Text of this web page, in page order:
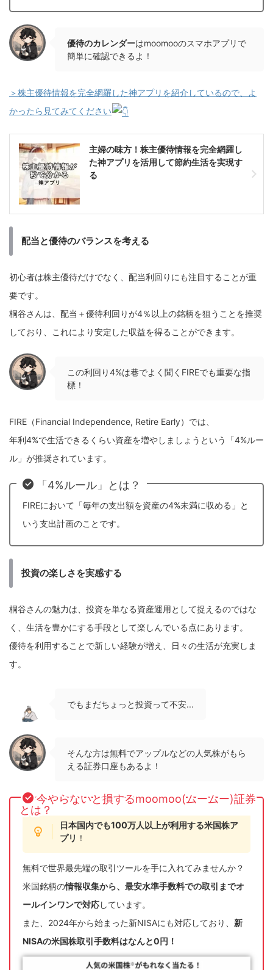
優待のカレンダーはmoomooのスマホアプリで
簡単に確認できるよ！
＞株主優待情報を完全網羅した神アプリを紹介しているので、よ
かったら見てみてください
主婦の味方！株主優待情報を完全網羅し
た神アプリを活用して節約生活を実現す
る
配当と優待のバランスを考える
初心者は株主優待だけでなく、配当利回りにも注目することが重
要です。
桐谷さんは、配当＋優待利回りが4％以上の銘柄を狙うことを推奨
しており、これにより安定した収益を得ることができます。
この利回り4%は巷でよく聞くFIREでも重要な指
標！
FIRE（Financial Independence, Retire Early）では、
年利4%で生活できるくらい資産を増やしましょうという「4%ルー
ル」が推奨されています。
「4%ルール」とは？
FIREにおいて「毎年の支出額を資産の4%未満に収める」と
いう支出計画のことです。
投資の楽しさを実感する
桐谷さんの魅力は、投資を単なる資産運用として捉えるのではな
く、生活を豊かにする手段として楽しんでいる点にあります。
優待を利用することで新しい経験が増え、日々の生活が充実しま
す。
でもまだちょっと投資って不安...
そんな方は無料でアップルなどの人気株がもら
える証券口座もあるよ！
今やらないと損するmoomoo(ムームー)証券
とは？
日本国内でも100万人以上が利用する米国株ア
プリ ！
無料で世界最先端の取引ツールを手に入れてみませんか？
米国銘柄の情報収集から、最安水準手数料での取引までオ
ールインワンで対応しています。
また、2024年から始まった新NISAにも対応しており、 新
NISAの米国株取引手数料はなんと0円！